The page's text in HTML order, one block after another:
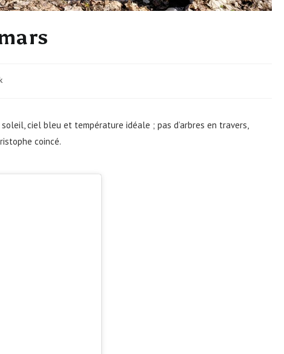
ciel bleu et température idéale ; pas d’arbres en travers,
coincé.